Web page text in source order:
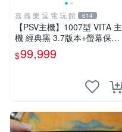
嘉 義 樂 逗 電 玩 館 614
【PSV主機】1007型 VITA 主
機 經典黑 3.7版本+螢幕保護
貼+主機收納包【9成新】✪中
古二手✪嘉義樂逗電玩館
$99,999